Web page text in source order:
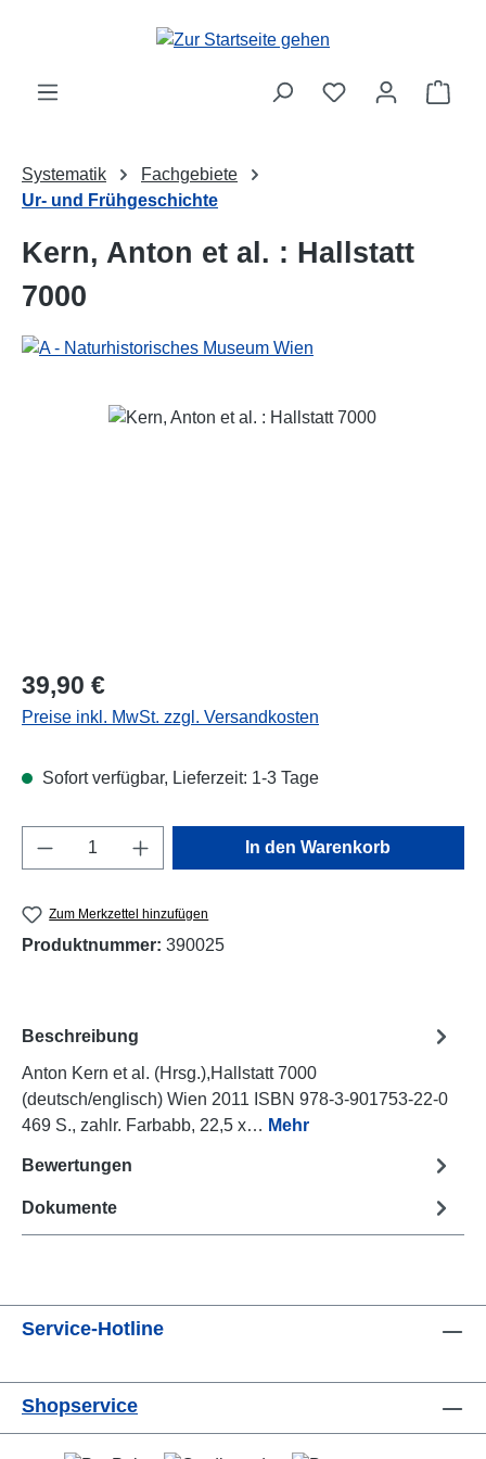
Zum Hauptinhalt springen
Systematik
Fachgebiete
Ur- und Frühgeschichte
Kern, Anton et al. : Hallstatt
7000
Bildergalerie überspringen
Regulärer Preis:
39,90 €
Preise inkl. MwSt. zzgl. Versandkosten
Sofort verfügbar, Lieferzeit: 1-3 Tage
Produkt Anzahl: Gib den gewünschten
In den Warenkorb
Zum Merkzettel hinzufügen
Produktnummer: 390025
Beschreibung
Anton Kern et al. (Hrsg.),Hallstatt 7000
(deutsch/englisch) Wien 2011 ISBN 978-3-901753-22-0
469 S., zahlr. Farbabb, 22,5 x… Mehr
Bewertungen
Dokumente
Service-Hotline
Shopservice